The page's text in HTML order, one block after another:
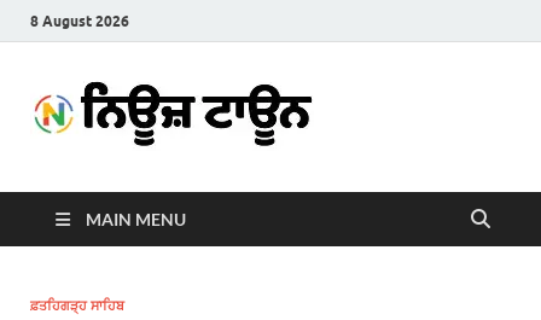
8 August 2026
Town
MAIN MENU
ਫ਼ਤਹਿਗੜ੍ਹ ਸਾਹਿਬ